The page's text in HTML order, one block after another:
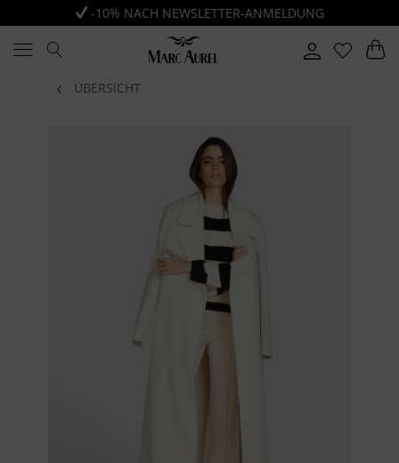
-10% NACH NEWSLETTER-ANMELDUNG
ÜBERSICHT